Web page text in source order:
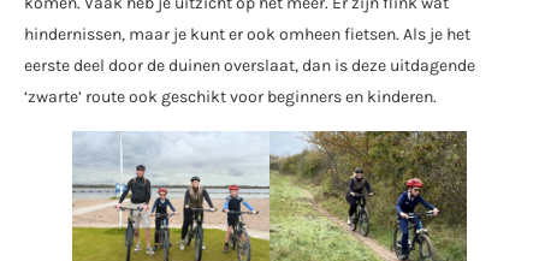
hindernissen, maar je kunt er ook omheen fietsen. Als je het
eerste deel door de duinen overslaat, dan is deze uitdagende
‘zwarte’ route ook geschikt voor beginners en kinderen.